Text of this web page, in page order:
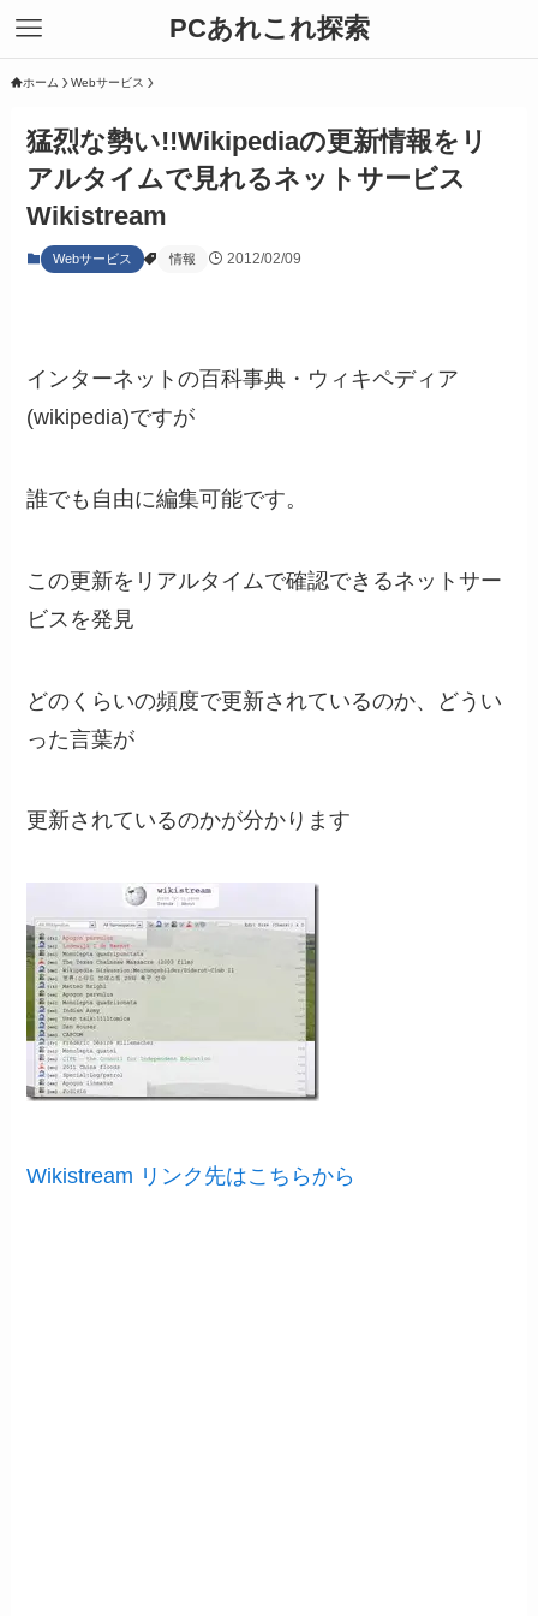
PCあれこれ探索
ホーム Webサービス
猛烈な勢い!!Wikipediaの更新情報をリ
アルタイムで見れるネットサービス
Wikistream
Webサービス 情報 2012/02/09
インターネットの百科事典・ウィキペディア
(wikipedia)ですが
誰でも自由に編集可能です。
この更新をリアルタイムで確認できるネットサー
ビスを発見
どのくらいの頻度で更新されているのか、どうい
った言葉が
更新されているのかが分かります
Wikistream リンク先はこちらから